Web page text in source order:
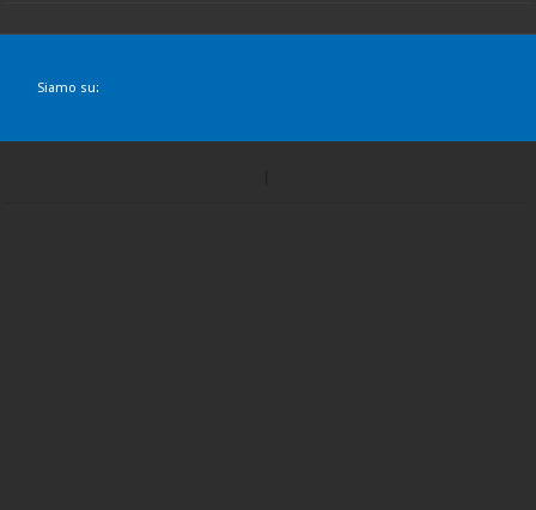
Siamo su: